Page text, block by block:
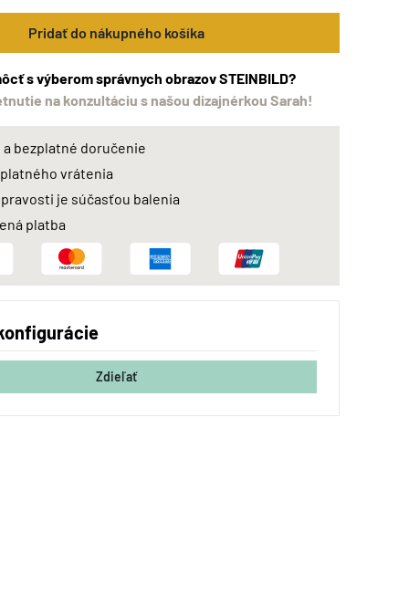
Pridať do nákupného košíka
s výberom správnych obrazov STEINBILD?
na konzultáciu s našou dizajnérkou Sarah!
bezplatné doručenie
vrátenia
je súčasťou balenia
platba
Zdieľať